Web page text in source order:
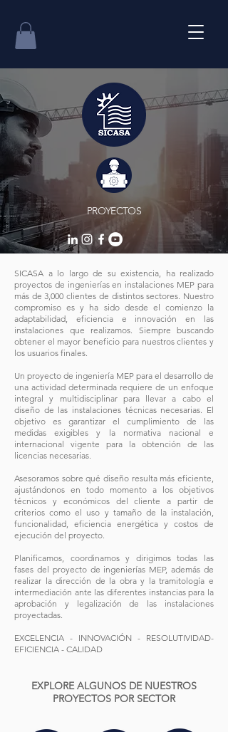
PROYECTOS
SICASA a lo largo de su existencia, ha realizado
proyectos de ingenierías en instalaciones MEP para
más de 3,000 clientes de distintos sectores. Nuestro
compromiso es y ha sido desde el comienzo la
adaptabilidad, eficiencia e innovación en las
instalaciones que realizamos. Siempre buscando
obtener el mayor beneficio para nuestros clientes y
los usuarios finales.
Un proyecto de ingeniería MEP para el desarrollo de
una actividad determinada requiere de un enfoque
integral y multidisciplinar para llevar a cabo el
diseño de las instalaciones técnicas necesarias. El
objetivo es garantizar el cumplimiento de las
medidas exigibles y la normativa nacional e
internacional vigente para la obtención de las
licencias necesarias.
Asesoramos sobre qué diseño resulta más eficiente,
ajustándonos en todo momento a los objetivos
técnicos y económicos del cliente a partir de
criterios como el uso y tamaño de la instalación,
funcionalidad, eficiencia energética y costos de
ejecución del proyecto.
Planificamos, coordinamos y dirigimos todas las
fases del proyecto de ingenierías MEP, además de
realizar la dirección de la obra y la tramitología e
intermediación ante las diferentes instancias para la
aprobación y legalización de las instalaciones
proyectadas.
EXCELENCIA - INNOVACIÓN - RESOLUTIVIDAD-
EFICIENCIA - CALIDAD
EXPLORE ALGUNOS DE NUESTROS
PROYECTOS POR SECTOR